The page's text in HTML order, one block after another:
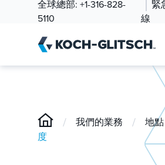
全球總部: +1-316-828-
5110
緊
線
/ 我們的業務 / 地點
度